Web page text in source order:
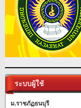
ระบบผู้ใช้
ม.ราชภัฏธนบุรี